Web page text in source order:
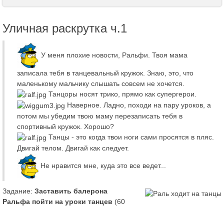
Уличная раскрутка ч.1
У меня плохие новости, Ральфи. Твоя мама
записала тебя в танцевальный кружок. Знаю, это, что
маленькому мальчику слышать совсем не хочется.
Танцоры носят трико, прямо как супергерои.
Наверное. Ладно, походи на пару уроков, а
потом мы убедим твою маму перезаписать тебя в
спортивный кружок. Хорошо?
Танцы - это когда твои ноги сами просятся в пляс.
Двигай телом. Двигай как следует.
Не нравится мне, куда это все ведет...
Задание: Заставить балерона
Ральфа пойти на уроки танцев (60